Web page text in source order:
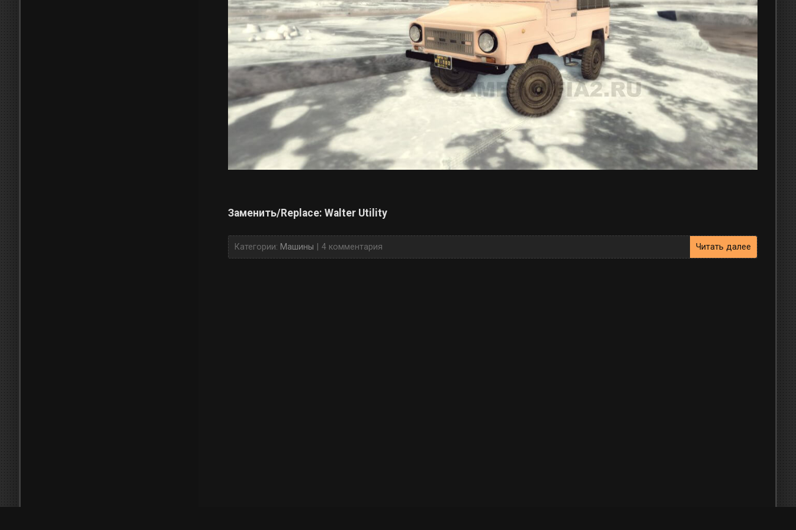
Заменить/Replace: Walter Utility
Категории: Машины 4 комментария Читать далее